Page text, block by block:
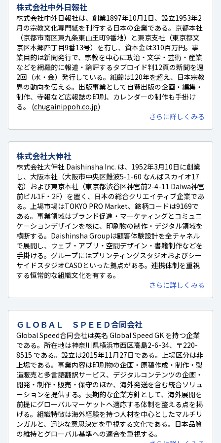
株式会社中外日報社
株式会社中外日報社は、創業1897年10月1日、設立1953年2
月の宗教文化専門紙を刊行する日本の企業である。京都本社
（京都市南区東九条東山王町9番地）と東京支社（東京都文
京区本郷四丁目9番13号）を有し、資本金は310百万円。事
業目的は新聞発行で、宗教を中心に政治・文学・芸術・産業
などを網羅的に報道・論評するタブロイド判12頁の新聞を週
2回（水・金）発行している。紙齢は120年を超え、日本宗教
界の動向を伝える。出版事業として自費出版の企画・編集・
制作、寺報など広報誌の印刷、カレンダーの制作も手掛け
る。 (chugainippoh.co.jp)
さらに詳しくみる
株式会社大伸社
株式会社大伸社 Daishinsha Inc. は、1952年3月10日に創業
し、大阪本社（大阪市中央区難波5-1-60 なんばスカイオ17
階）および東京本社（東京都渋谷区神宮前2-4-11 Daiwa神宮
前ビル1F・2F）を置く、日本の総合クリエイティブ企業であ
る。上場市場はTOKYO PRO Market、銘柄コードは9169で
ある。事業領域はブランド促進・マーケティングとコミュニ
ケーションデザインを核に、印刷物の制作・デジタル領域を
横断する。Daishinsha Groupは顧客体験設計を全チャネル
で展開し、ウェブ・アプリ・空間デザイン・書籍制作などを
手掛ける。グループにはプリンティングスタジオおよびシー
サイドスタジオCASOといった拠点がある。連携体制を重視
する恒常的な組織文化を有する。
さらに詳しくみる
ＧＬＯＢＡＬ ＳＰＥＥＤ合同会社
Global Speed合同会社は英名 Global Speed GK を持つ企業
である。所在地は神奈川県横浜市西区高島2-6-34、〒220-
8515 である。設立は2015年11月27日である。上場区分は非
上場である。事業内容は印刷物の企画・原稿作成・制作・製
造販売と多言語翻訳サービス、デジタルコンテンツの企画・
開発・制作・販売・保守のほか、海外発送を含む統合ソリュ
ーションを提供する。長期的な企業方針として、海外展開を
前提にグローバルマーケットへ適応する体制を整える点を掲
げる。組織特徴は海外経験を持つ人材を中心としたマルチリ
ンガルと、迅速な意思決定を重視する文化である。日本品質
の維持とグローバル基準への適合を重視する。